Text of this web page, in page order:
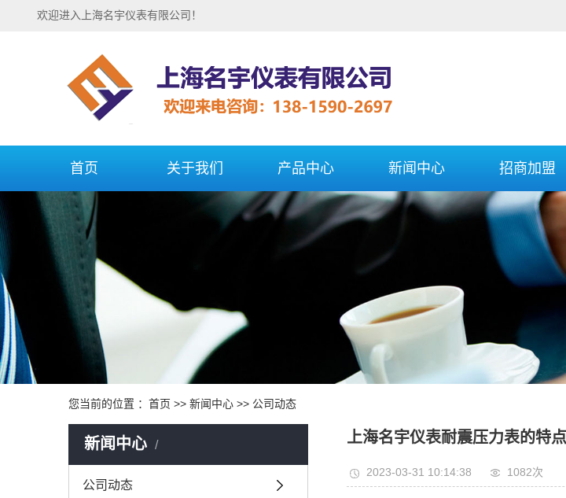
欢迎进入上海名宇仪表有限公司！
首页 关于我们 产品中心 新闻中心 招商加盟
您当前的位置 ： 首页 >> 新闻中心 >> 公司动态
新闻中心
公司动态
上海名宇仪表耐震压力表的特
2023-03-31 10:14:38 1082次